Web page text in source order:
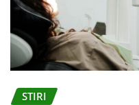
STIRI